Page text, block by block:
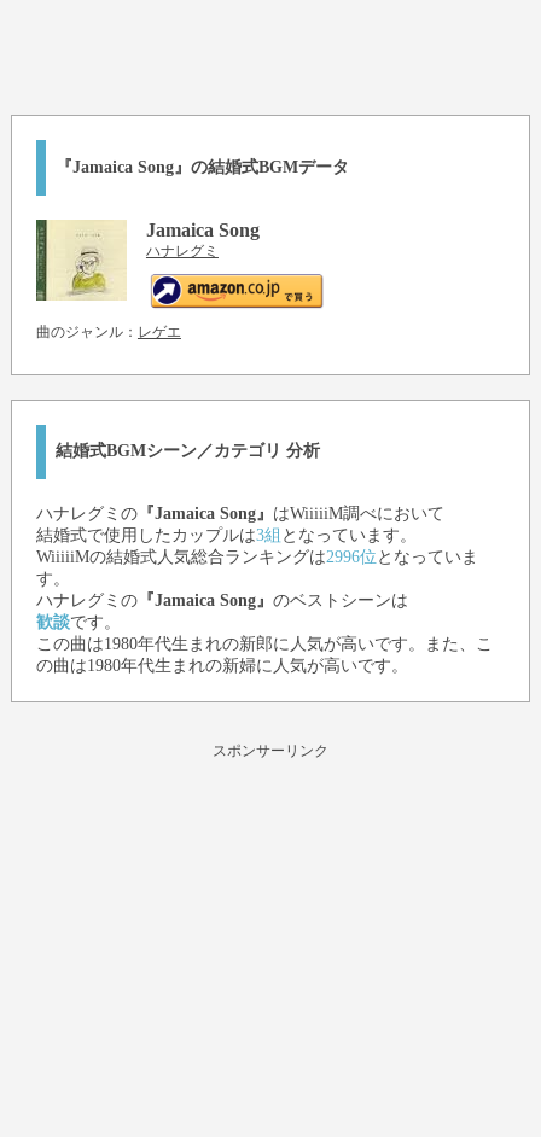
『Jamaica Song』の結婚式BGMデータ
Jamaica Song
ハナレグミ
曲のジャンル： レゲエ
結婚式BGMシーン／カテゴリ 分析
ハナレグミ の『Jamaica Song』 はWiiiiiM調べにおいて
結婚式で使用したカップルは3組 となっています。
WiiiiiMの結婚式人気総合ランキングは2996位 となっていま
す。
ハナレグミ の『Jamaica Song』 のベストシーンは
歓談です。
この曲は1980年代生まれの新郎に人気が高いです。また、こ
の曲は1980年代生まれの新婦に人気が高いです。
スポンサーリンク